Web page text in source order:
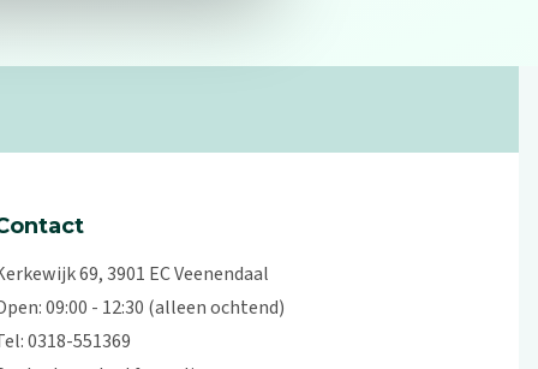
69, 3901 EC Veenendaal
09:00 - 12:30 (alleen ochtend)
0318-551369